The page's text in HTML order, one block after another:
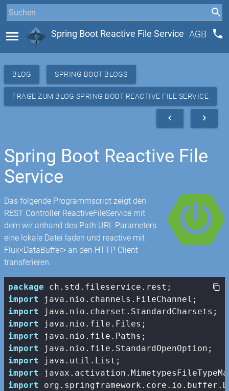
menu Spring Boot Reactive File Service AGB phone
BLOG SPRING BOOT BLOGS
FRAGE ZUM BLOG SPRING BOOT REACTIVE FILE SERVICE
navigate_next
navigate_before
Spring Boot Reactive File
Service
Das folgende Programmscript zeigt den
REST Controller ReactiveFileService mit
dem wir anhand des Path URL Parameters
eine lokale Datei laden und reactive mit
Flux<DataBuffer> an den HTTP Client
transferieren.
package
import
import
import
import
import
import
import
import